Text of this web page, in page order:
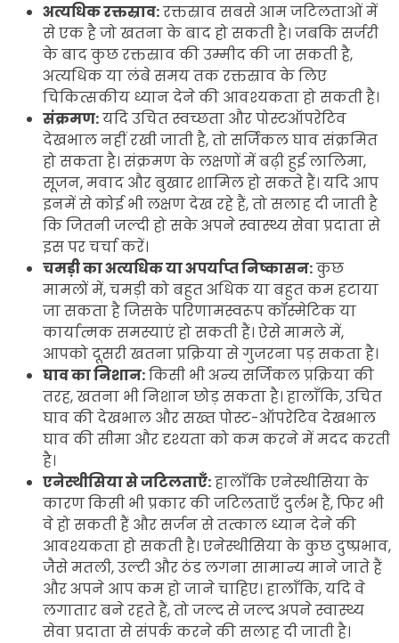
अत्यधिक रक्तस्राव:रक्तस्राव सबसे आम जटिलताओं में
से एक है जो खतना के बाद हो सकती है। जबकि सर्जरी
के बाद कुछ रक्तस्राव की उम्मीद की जा सकती है,
अत्यधिक या लंबे समय तक रक्तस्राव के लिए
चिकित्सकीय ध्यान देने की आवश्यकता हो सकती है।
संक्रमण:यदि उचित स्वच्छता और पोस्टऑपरेटिव
देखभाल नहीं रखी जाती है, तो सर्जिकल घाव संक्रमित
हो सकता है। संक्रमण के लक्षणों में बढ़ी हुई लालिमा,
सूजन, मवाद और बुखार शामिल हो सकते हैं। यदि आप
इनमें से कोई भी लक्षण देख रहे हैं, तो सलाह दी जाती है
कि जितनी जल्दी हो सके अपने स्वास्थ्य सेवा प्रदाता से
इस पर चर्चा करें।
चमड़ी का अत्यधिक या अपर्याप्त निष्कासन:कुछ
मामलों में, चमड़ी को बहुत अधिक या बहुत कम हटाया
जा सकता है जिसके परिणामस्वरूप कॉस्मेटिक या
कार्यात्मक समस्याएं हो सकती हैं। ऐसे मामले में,
आपको दूसरी खतना प्रक्रिया से गुजरना पड़ सकता है।
घाव का निशान:किसी भी अन्य सर्जिकल प्रक्रिया की
तरह, खतना भी निशान छोड़ सकता है। हालाँकि, उचित
घाव की देखभाल और सख्त पोस्ट-ऑपरेटिव देखभाल
घाव की सीमा और दृश्यता को कम करने में मदद करती
है।
एनेस्थीसिया से जटिलताएँ:हालाँकि एनेस्थीसिया के
कारण किसी भी प्रकार की जटिलताएँ दुर्लभ हैं, फिर भी
वे हो सकती हैं और सर्जन से तत्काल ध्यान देने की
आवश्यकता हो सकती है। एनेस्थीसिया के कुछ दुष्प्रभाव,
जैसे मतली, उल्टी और ठंड लगना सामान्य माने जाते हैं
और अपने आप कम हो जाने चाहिए। हालाँकि, यदि वे
लगातार बने रहते हैं, तो जल्द से जल्द अपने स्वास्थ्य
सेवा प्रदाता से संपर्क करने की सलाह दी जाती है।